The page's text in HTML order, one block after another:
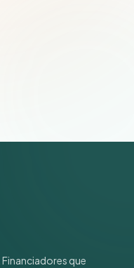
que